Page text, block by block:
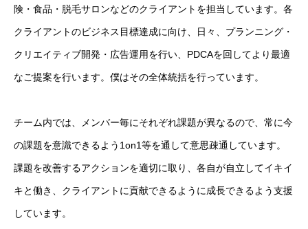
採用TOP
業務内容
険・食品・脱毛サロンなどのクライアントを担当しています。各
クライアントのビジネス目標達成に向け、日々、プランニング・
クリエイティブ開発・広告運用を行い、PDCAを回してより最適
なご提案を行います。僕はその全体統括を行っています。
チーム内では、メンバー毎にそれぞれ課題が異なるので、常に今
の課題を意識できるよう1on1等を通して意思疎通しています。
課題を改善するアクションを適切に取り、各自が自立してイキイ
キと働き、クライアントに貢献できるように成長できるよう支援
しています。